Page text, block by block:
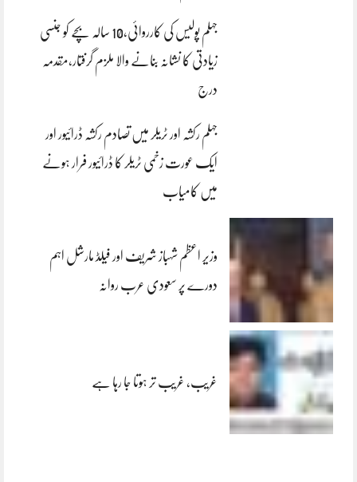
جہلم پولیس کی کارروائی،10 سالہ بچے کو جنسی
زیادتی کا نشانہ بنانے والا ملزم گرفتار،مقدمہ
درج
جہلم رکشہ اور ٹریلر میں تصادم رکشہ ڈرائیور اور
ایک عورت زخمی ٹریلر کا ڈرائیور فرار ہونے
میں کامیاب
وزیر اعظم شہباز شریف اور فیلڈ مارشل اہم
دورے پر سعودی عرب روانہ
غریب، غریب تر ہوتا جا رہا ہے